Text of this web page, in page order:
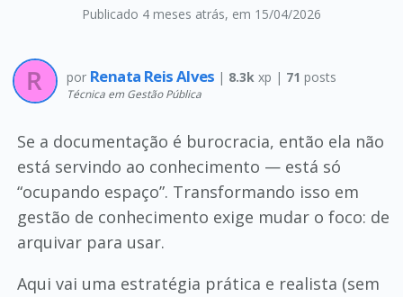
Publicado 4 meses atrás, em 15/04/2026
por Renata Reis Alves | 8.3k xp | 71 posts
Técnica em Gestão Pública
Se a documentação é burocracia, então ela não
está servindo ao conhecimento — está só
“ocupando espaço”. Transformando isso em
gestão de conhecimento exige mudar o foco: de
arquivar para usar.
Aqui vai uma estratégia prática e realista (sem